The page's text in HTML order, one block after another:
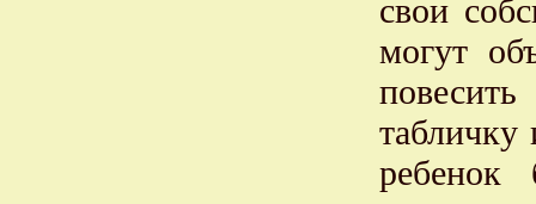
свои
могут
табличку
ребенок